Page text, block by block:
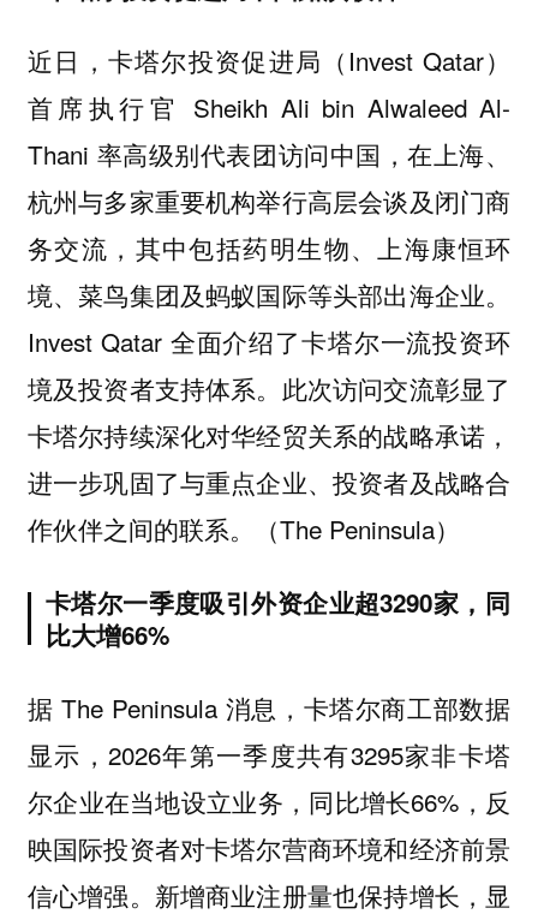
近日，卡塔尔投资促进局（Invest Qatar）
首席执行官 Sheikh Ali bin Alwaleed Al-
Thani 率高级别代表团访问中国，在上海、
杭州与多家重要机构举行高层会谈及闭门商
务交流，其中包括药明生物、上海康恒环
境、菜鸟集团及蚂蚁国际等头部出海企业。
Invest Qatar 全面介绍了卡塔尔一流投资环
境及投资者支持体系。此次访问交流彰显了
卡塔尔持续深化对华经贸关系的战略承诺，
进一步巩固了与重点企业、投资者及战略合
作伙伴之间的联系。（The Peninsula）
卡塔尔一季度吸引外资企业超3290家，同
比大增66%
据 The Peninsula 消息，卡塔尔商工部数据
显示，2026年第一季度共有3295家非卡塔
尔企业在当地设立业务，同比增长66%，反
映国际投资者对卡塔尔营商环境和经济前景
信心增强。新增商业注册量也保持增长，显